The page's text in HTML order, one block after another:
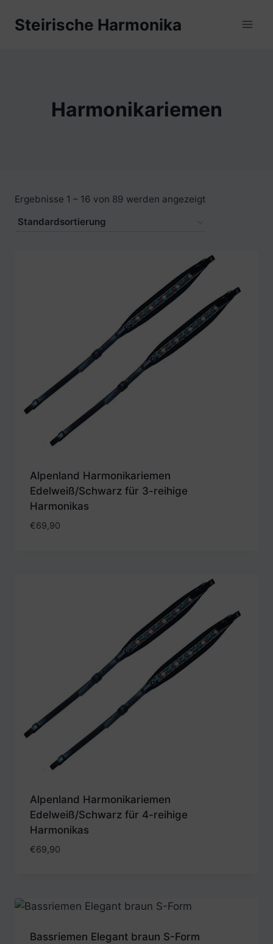
InhaltSteirische Harmonika
Harmonikariemen
Ergebnisse 1 – 16 von 89 werden angezeigt
Alpenland Harmonikariemen
Edelweiß/Schwarz für 3-reihige
Harmonikas
€69,90
Alpenland Harmonikariemen
Edelweiß/Schwarz für 4-reihige
Harmonikas
€69,90
Bassriemen Elegant braun S-Form